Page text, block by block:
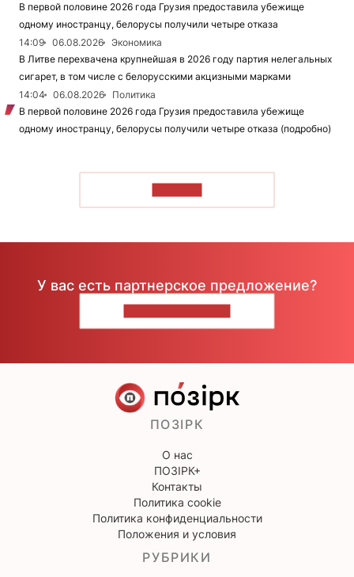
В первой половине 2026 года Грузия предоставила убежище
одному иностранцу, белорусы получили четыре отказа
14:09
06.08.2026
Экономика
В Литве перехвачена крупнейшая в 2026 году партия нелегальных
сигарет, в том числе с белорусскими акцизными марками
14:04
06.08.2026
Политика
В первой половине 2026 года Грузия предоставила убежище
одному иностранцу, белорусы получили четыре отказа (подробно)
У вас есть партнерское предложение?
ПОЗІРК
О нас
ПОЗІРК+
Контакты
Политика cookie
Политика конфиденциальности
Положения и условия
РУБРИКИ